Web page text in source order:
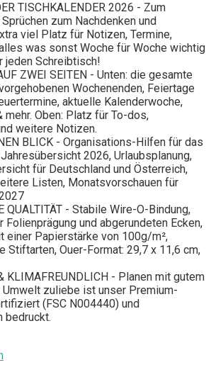
TISCHKALENDER 2026 - Zum
zum Nachdenken und
viel Platz für Notizen, Termine,
was sonst Woche für Woche wichtig
jeden Schreibtisch!
ZWEI SEITEN - Unten: die gesamte
Wochenenden, Feiertage
aktuelle Kalenderwoche,
mehr. Oben: Platz für To-dos,
weitere Notizen.
BLICK - Organisations-Hilfen für das
2026, Urlaubsplanung,
für Deutschland und Österreich,
Listen, Monatsvorschauen für
QUALTITÄT - Stabile Wire-O-Bindung,
Folienprägung und abgerundeten Ecken,
einer Papierstärke von 100g/m²,
Stiftarten, Ouer-Format: 29,7 x 11,6 cm,
KLIMAFREUNDLICH - Planen mit gutem
Umwelt zuliebe ist unser Premium-
(FSC N004440) und
bedruckt.